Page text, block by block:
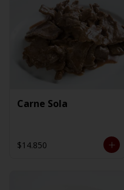
Carne Sola
$14.850